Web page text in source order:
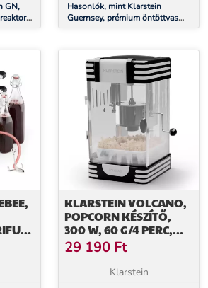
GN,
acél
Hasonlók, mint Klarstein
Guernsey, prémium öntöttvas
edény, 12.0 barbecue edény,
méret
KLARSTEIN VOLCANO,
POPCORN KÉSZÍTŐ,
300 W, 60 G/4 PERC,
ROZSDAMENTES ACÉL
EDÉNY, RETRO
KIALAKÍTÁS
29 190 Ft
Klarstein